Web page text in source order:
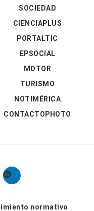
SOCIEDAD
CIENCIAPLUS
PORTALTIC
EPSOCIAL
MOTOR
TURISMO
NOTIMÉRICA
CONTACTOPHOTO
normativo